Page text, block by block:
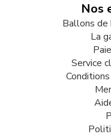
Nos
Ballons de
La
Service